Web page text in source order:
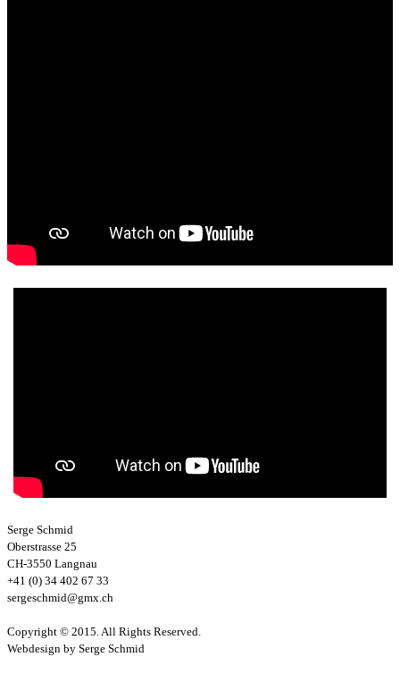
Serge Schmid
Oberstrasse 25
CH-3550 Langnau
+41 (0) 34 402 67 33
sergeschmid@gmx.ch
Copyright © 2015. All Rights Reserved.
Webdesign by Serge Schmid